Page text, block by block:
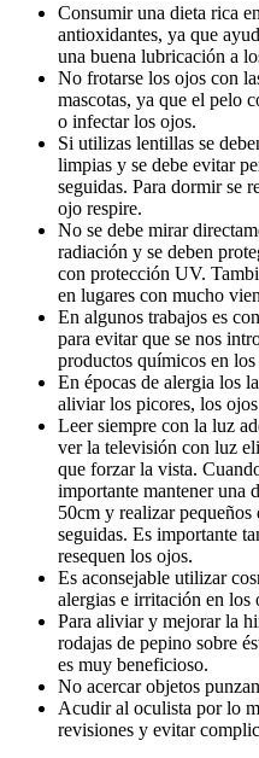
Consumir una dieta rica
antioxidantes, ya que
una buena lubricación a
No frotarse los ojos con
mascotas, ya que el pelo
o infectar los ojos.
Si utilizas lentillas se
limpias y se debe evitar
seguidas. Para dormir se
ojo respire.
No se debe mirar
radiación y se deben
con protección UV.
en lugares con mucho
En algunos trabajos es
para evitar que se nos
productos químicos en los
En épocas de alergia los
aliviar los picores, los
Leer siempre con la luz
ver la televisión con luz
que forzar la vista.
importante mantener una
50cm y realizar pequeños
seguidas. Es importante
resequen los ojos.
Es aconsejable utilizar
alergias e irritación en los
Para aliviar y mejorar la
rodajas de pepino sobre
es muy beneficioso.
No acercar objetos
Acudir al oculista por lo
revisiones y evitar